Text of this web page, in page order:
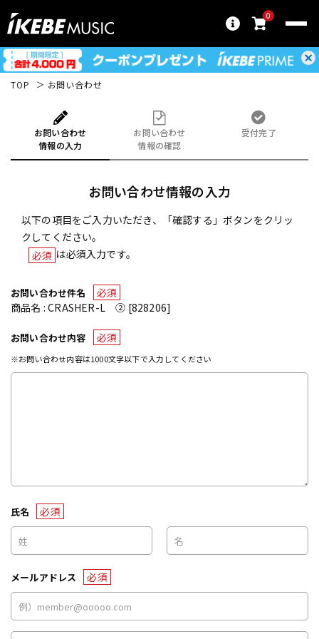
0
TOP お問い合わせ
お問い合わせ
情報の入力
お問い合わせ
情報の確認
受付完了
お問い合わせ情報の入力
以下の項目をご入力いただき、「確認する」ボタンをクリッ
クしてください。
必須 は必須入力です。
お問い合わせ件名
必須
商品名 : CRASHER-L ② [828206]
お問い合わせ内容 必須
※お問い合わせ内容は1000文字以下で入力してください
氏名 必須
メールアドレス 必須